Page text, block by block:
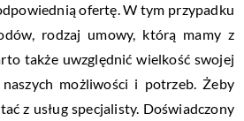
ofertę. W tym przypadku
rodzaj umowy, którą mamy z
także uwzględnić wielkość swojej
możliwości i potrzeb. Żeby
z usług specjalisty. Doświadczony